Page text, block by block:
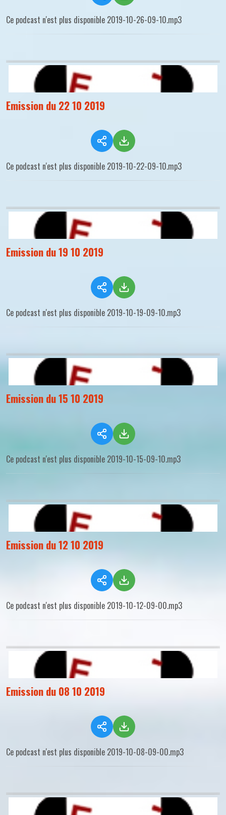
Ce podcast n'est plus disponible 2019-10-26-09-10.mp3
Emission du 22 10 2019
Ce podcast n'est plus disponible 2019-10-22-09-10.mp3
Emission du 19 10 2019
Ce podcast n'est plus disponible 2019-10-19-09-10.mp3
Emission du 15 10 2019
Ce podcast n'est plus disponible 2019-10-15-09-10.mp3
Emission du 12 10 2019
Ce podcast n'est plus disponible 2019-10-12-09-00.mp3
Emission du 08 10 2019
Ce podcast n'est plus disponible 2019-10-08-09-00.mp3